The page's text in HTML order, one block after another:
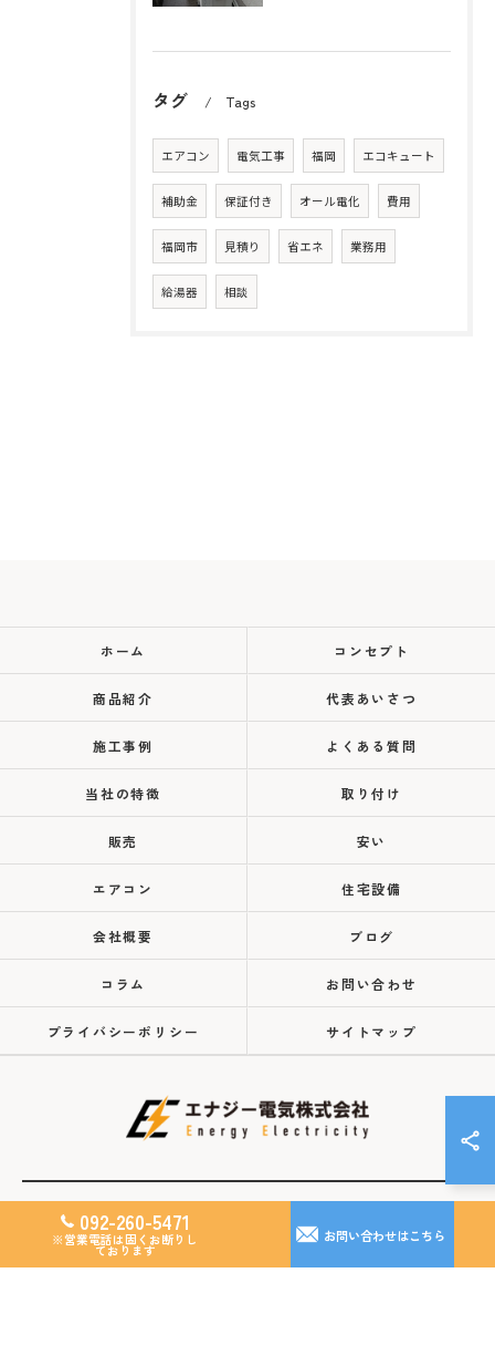
タグ Tags
エアコン 電気工事 福岡 エコキュート
補助金 保証付き オール電化 費用
福岡市 見積り 省エネ 業務用
給湯器 相談
092-260-5471
※営業電話は固くお断りし
ております
お問い合わせはこちら
ホーム コンセプト
商品紹介 代表あいさつ
施工事例 よくある質問
当社の特徴 取り付け
販売 安い
エアコン 住宅設備
会社概要 ブログ
コラム お問い合わせ
プライバシーポリシー サイトマップ
© 2026 福岡のエコキュートならエナジー電気株式会社 ALL RIGHTS RESERVED.